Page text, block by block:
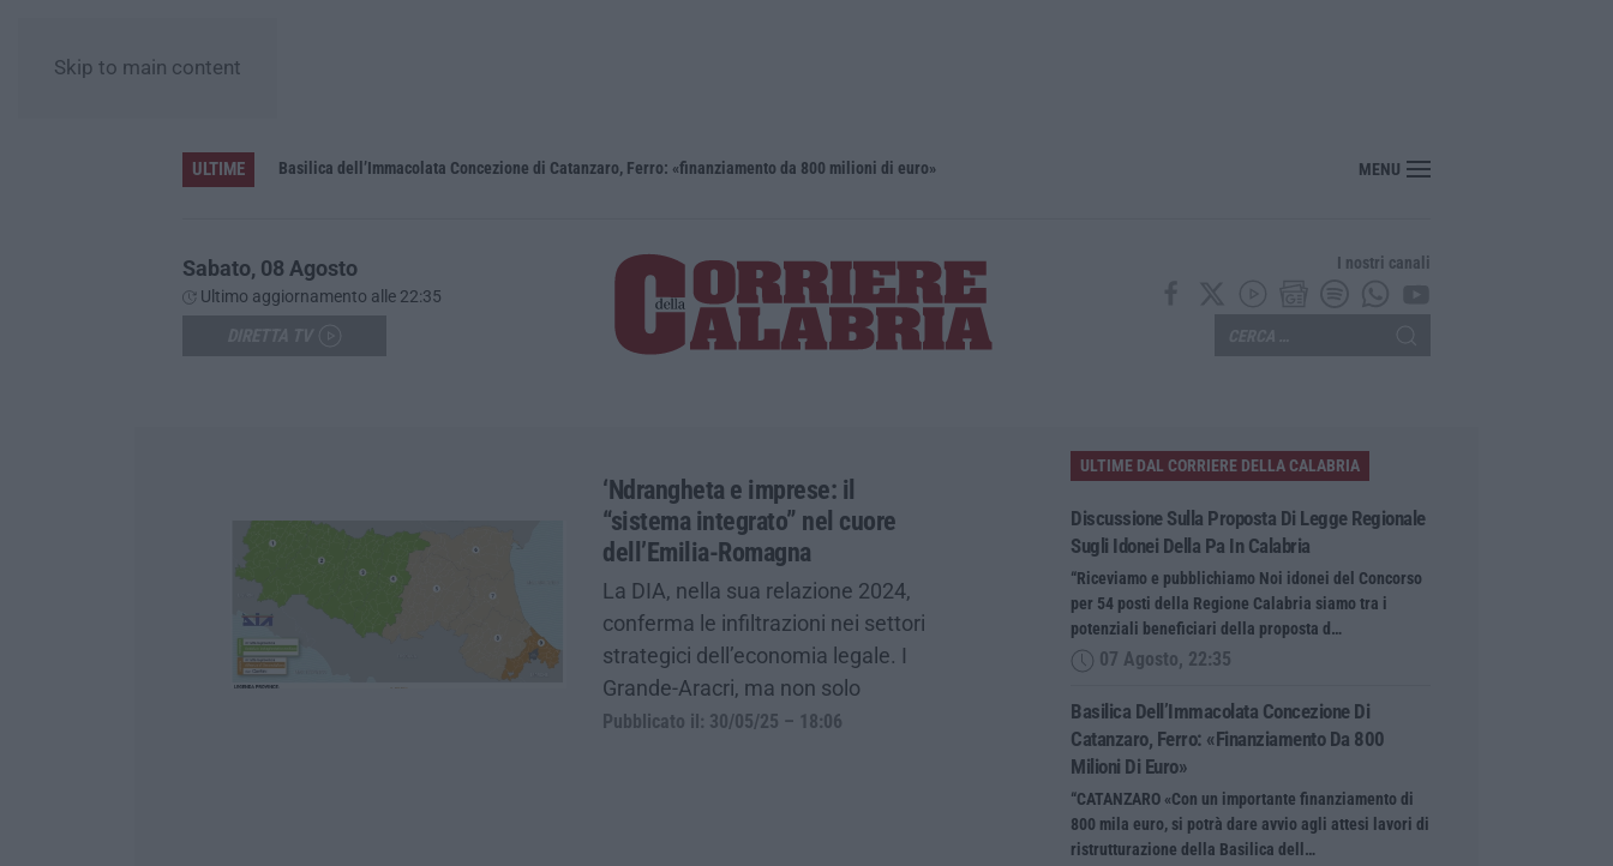
Skip to main content
ULTIME Basilica dell’Immacolata Concezione di Catanzaro, Ferro: «finanziamento da 800 milioni di euro» Renzi: «Conte? Sarebbe delittuoso vannaccizzare la coalizione»
MENU
Sabato, 08 Agosto
Ultimo aggiornamento alle 22:35
I nostri canali
‘Ndrangheta e imprese: il
“sistema integrato” nel cuore
dell’Emilia-Romagna
La DIA, nella sua relazione 2024,
conferma le infiltrazioni nei settori
strategici dell’economia legale. I
Grande-Aracri, ma non solo
Pubblicato il: 30/05/25 – 18:06
ULTIME DAL CORRIERE DELLA CALABRIA
Discussione Sulla Proposta Di Legge Regionale
Sugli Idonei Della Pa In Calabria
“Riceviamo e pubblichiamo Noi idonei del Concorso
per 54 posti della Regione Calabria siamo tra i
potenziali beneficiari della proposta d…
07 Agosto, 22:35
Basilica Dell’Immacolata Concezione Di
Catanzaro, Ferro: «finanziamento Da 800
Milioni Di Euro»
“CATANZARO «Con un importante finanziamento di
800 mila euro, si potrà dare avvio agli attesi lavori di
ristrutturazione della Basilica dell…